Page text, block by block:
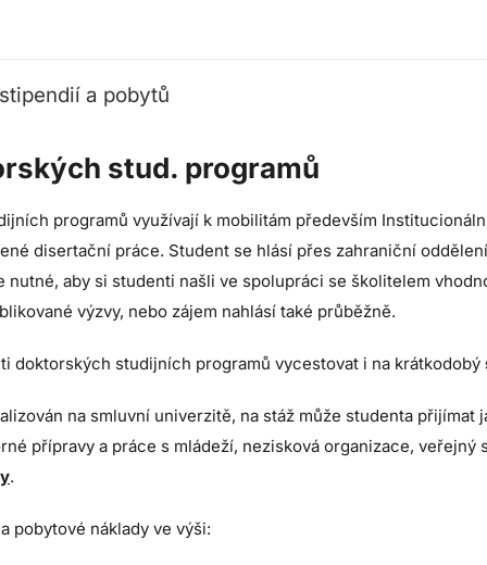
a pobytů
stud. programů
programů využívají k mobilitám především
disertační práce. Student se hlásí přes zahraniční
nutné, aby si studenti našli ve spolupráci se školitelem
výzvy, nebo zájem nahlásí také průběžně.
doktorských studijních programů vycestovat i na krátkodobý
na smluvní univerzitě, na stáž může studenta
přípravy a práce s mládeží, nezisková organizace,
.
pobytové náklady ve výši: